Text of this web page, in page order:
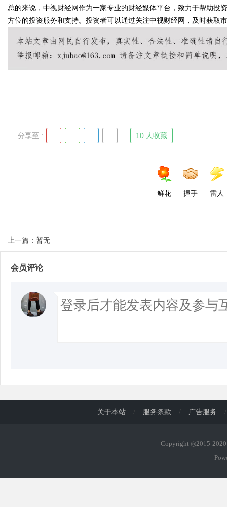
总的来说，中视财经网作为一家专业的财经媒体平台，致力于帮助投
方位的投资服务和支持。投资者可以通过关注中视财经网，及时获取
分享至 : 10 人收藏
鲜花 握手 雷人
上一篇：暂无
会员评论
关于本站 / 服务条款 / 广告服务 /
Copyright ◎2015-